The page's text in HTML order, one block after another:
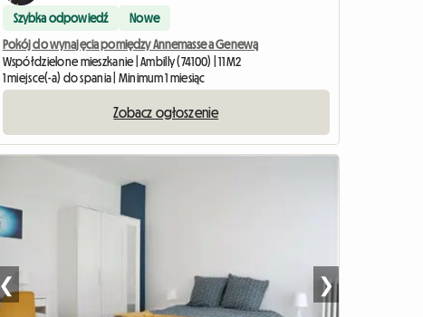
Szybka odpowiedź Nowe
Pokój do wynajęcia pomiędzy Annemasse a Genewą
Współdzielone mieszkanie | Ambilly (74100) | 11 M2
1 miejsce(-a) do spania | Minimum 1 miesiąc
Zobacz ogłoszenie
❮ ❯